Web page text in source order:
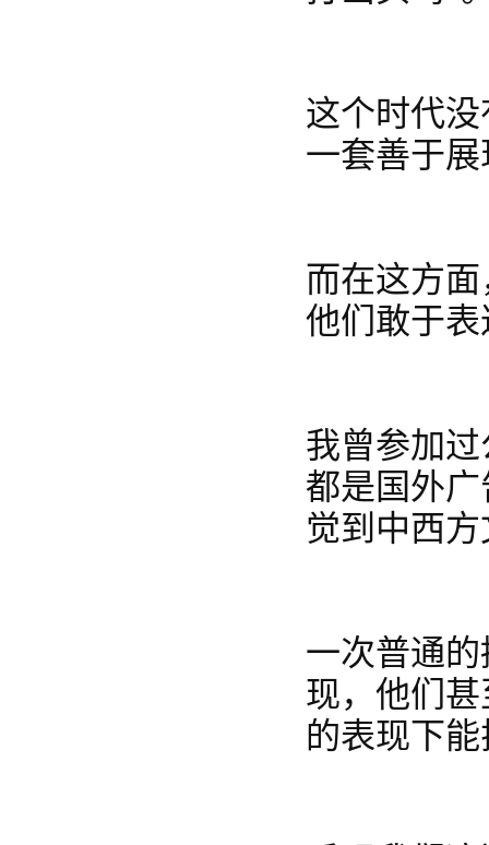
这个时代
一套善于
而在这方
他们敢于
我曾参加
都是国外
觉到中西
一次普通
现，他们
的表现下